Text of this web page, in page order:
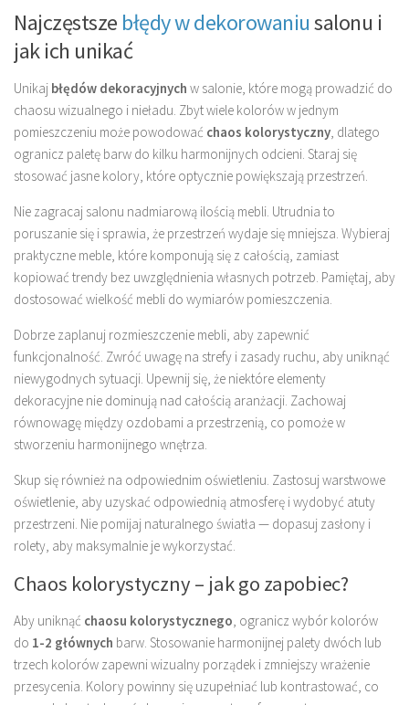
Najczęstsze błędy w dekorowaniusalonu i
jak ich unikać
Unikaj błędów dekoracyjnych w salonie, które mogą prowadzić do
chaosu wizualnego i nieładu. Zbyt wiele kolorów w jednym
pomieszczeniu może powodować chaos kolorystyczny , dlatego
ogranicz paletę barw do kilku harmonijnych odcieni. Staraj się
stosować jasne kolory, które optycznie powiększają przestrzeń.
Nie zagracaj salonu nadmiarową ilością mebli. Utrudnia to
poruszanie się i sprawia, że przestrzeń wydaje się mniejsza. Wybieraj
praktyczne meble, które komponują się z całością, zamiast
kopiować trendy bez uwzględnienia własnych potrzeb. Pamiętaj, aby
dostosować wielkość mebli do wymiarów pomieszczenia.
Dobrze zaplanuj rozmieszczenie mebli, aby zapewnić
funkcjonalność. Zwróć uwagę na strefy i zasady ruchu, aby uniknąć
niewygodnych sytuacji. Upewnij się, że niektóre elementy
dekoracyjne nie dominują nad całością aranżacji. Zachowaj
równowagę między ozdobami a przestrzenią, co pomoże w
stworzeniu harmonijnego wnętrza.
Skup się również na odpowiednim oświetleniu. Zastosuj warstwowe
oświetlenie, aby uzyskać odpowiednią atmosferę i wydobyć atuty
przestrzeni. Nie pomijaj naturalnego światła — dopasuj zasłony i
rolety, aby maksymalnie je wykorzystać.
Chaos kolorystyczny – jak go zapobiec?
Aby uniknąć chaosu kolorystycznego , ogranicz wybór kolorów
do 1-2 głównych barw. Stosowanie harmonijnej palety dwóch lub
trzech kolorów zapewni wizualny porządek i zmniejszy wrażenie
przesycenia. Kolory powinny się uzupełniać lub kontrastować, co